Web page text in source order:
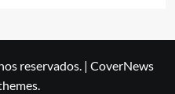
reservados. | CoverNews